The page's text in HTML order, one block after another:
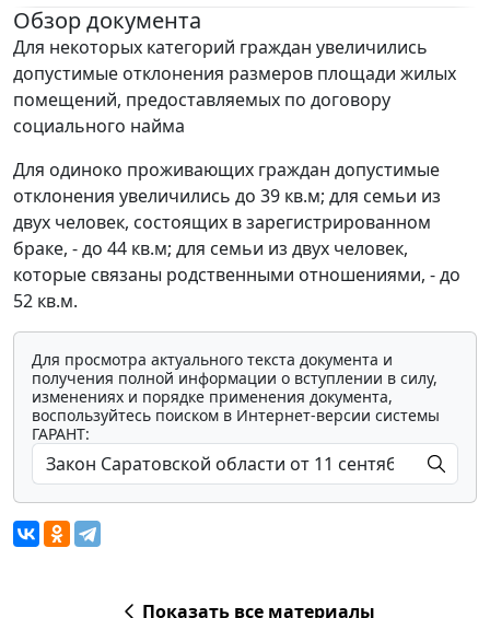
Обзор документа
Для некоторых категорий граждан увеличились
допустимые отклонения размеров площади жилых
помещений, предоставляемых по договору
социального найма
Для одиноко проживающих граждан допустимые
отклонения увеличились до 39 кв.м; для семьи из
двух человек, состоящих в зарегистрированном
браке, - до 44 кв.м; для семьи из двух человек,
которые связаны родственными отношениями, - до
52 кв.м.
Для просмотра актуального текста документа и
получения полной информации о вступлении в силу,
изменениях и порядке применения документа,
воспользуйтесь поиском в Интернет-версии системы
ГАРАНТ:
Показать все материалы